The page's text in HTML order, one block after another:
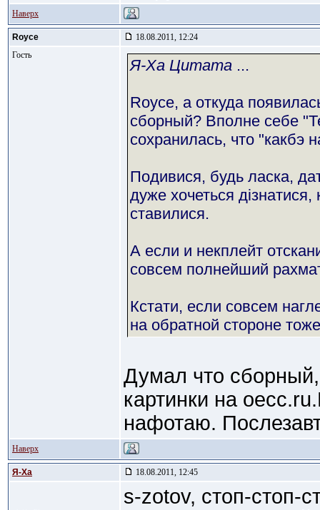
Наверх
Royce
18.08.2011, 12:24
Гость
Я-Ха Цитата ...
Royce, а откуда
сборный? Вполне себе
сохранилась, что "какбэ
Подивися, будь ласка,
дуже хочеться
ставилися.
А если и некплейт
совсем полнейший
Кстати, если совсем
на обратной стороне
Думал что
картинки на
нафотаю.
Наверх
Я-Ха 18.08.2011, 12:45
s-zotov, стоп-стоп-